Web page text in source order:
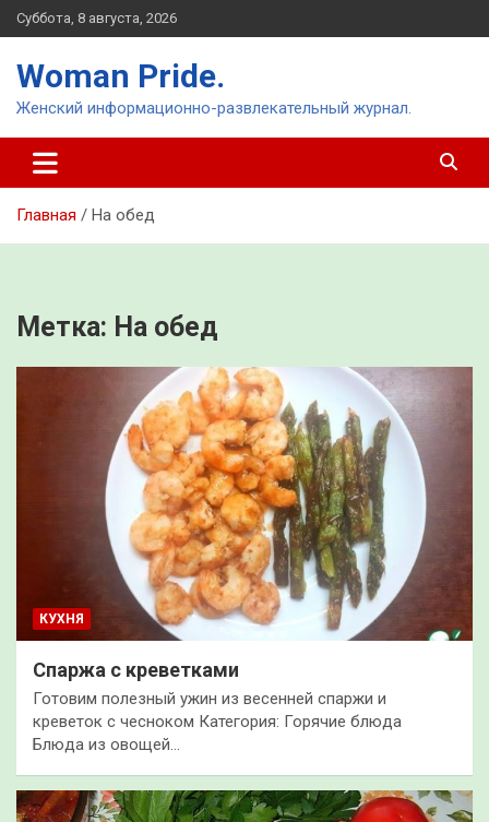
Перейти
к
Суббота, 8 августа, 2026
Woman Pride.
Женский информационно-развлекательный журнал.
Главная На обед
Метка: На обед
КУХНЯ
Спаржа с креветками
Готовим полезный ужин из весенней спаржи и
креветок с чесноком Категория: Горячие блюда
Блюда из овощей…